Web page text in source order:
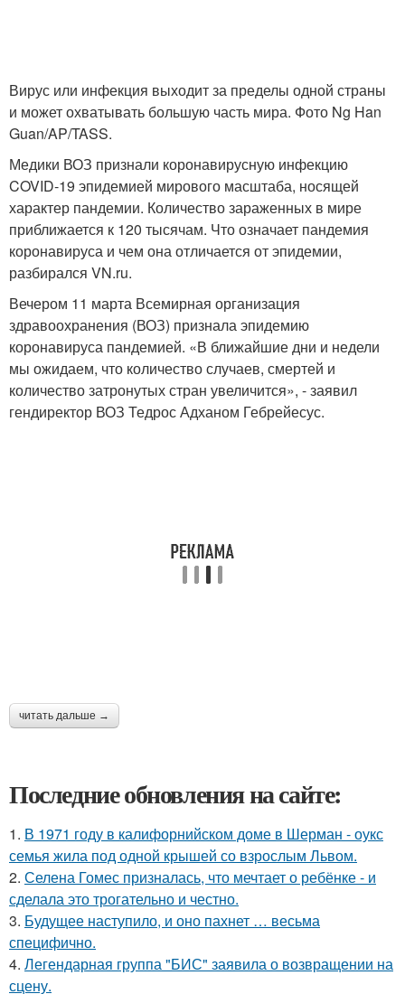
Вирус или инфекция выходит за пределы одной страны
и может охватывать большую часть мира. Фото Ng Han
Guan/AP/TASS.
Медики ВОЗ признали коронавирусную инфекцию
COVID-19 эпидемией мирового масштаба, носящей
характер пандемии. Количество зараженных в мире
приближается к 120 тысячам. Что означает пандемия
коронавируса и чем она отличается от эпидемии,
разбирался VN.ru.
Вечером 11 марта Всемирная организация
здравоохранения (ВОЗ) признала эпидемию
коронавируса пандемией. «В ближайшие дни и недели
мы ожидаем, что количество случаев, смертей и
количество затронутых стран увеличится», - заявил
гендиректор ВОЗ Тедрос Адханом Гебрейесус.
читать дальше →
Последние обновления на сайте:
1. В 1971 году в калифорнийском доме в Шерман - оукс
семья жила под одной крышей со взрослым Львом.
2. Селена Гомес призналась, что мечтает о ребёнке - и
сделала это трогательно и честно.
3. Будущее наступило, и оно пахнет … весьма
специфично.
4. Легендарная группа "БИС" заявила о возвращении на
сцену.